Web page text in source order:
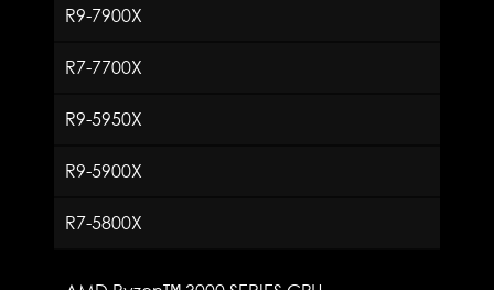
R9-7900X
R7-7700X
R9-5950X
R9-5900X
R7-5800X